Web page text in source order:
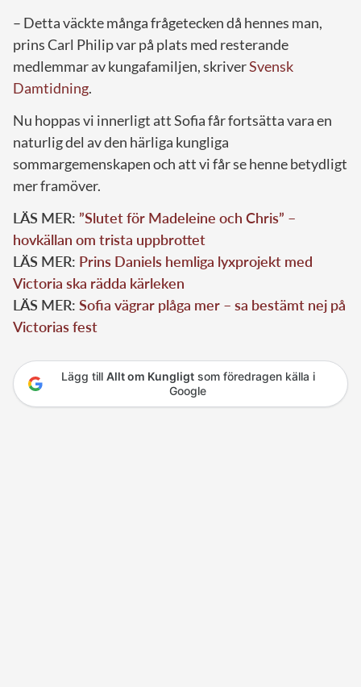
– Detta väckte många frågetecken då hennes man,
prins Carl Philip var på plats med resterande
medlemmar av kungafamiljen, skriverSvensk
Damtidning.
Nu hoppas vi innerligt att Sofia får fortsätta vara en
naturlig del av den härliga kungliga
sommargemenskapen och att vi får se henne betydligt
mer framöver.
LÄS MER: ”Slutet för Madeleine och Chris” –
hovkällan om trista uppbrottet
LÄS MER: Prins Daniels hemliga lyxprojekt med
Victoria ska rädda kärleken
LÄS MER: Sofia vägrar plåga mer – sa bestämt nej på
Victorias fest
Lägg till Allt om Kungligtsom föredragen källa i
Google